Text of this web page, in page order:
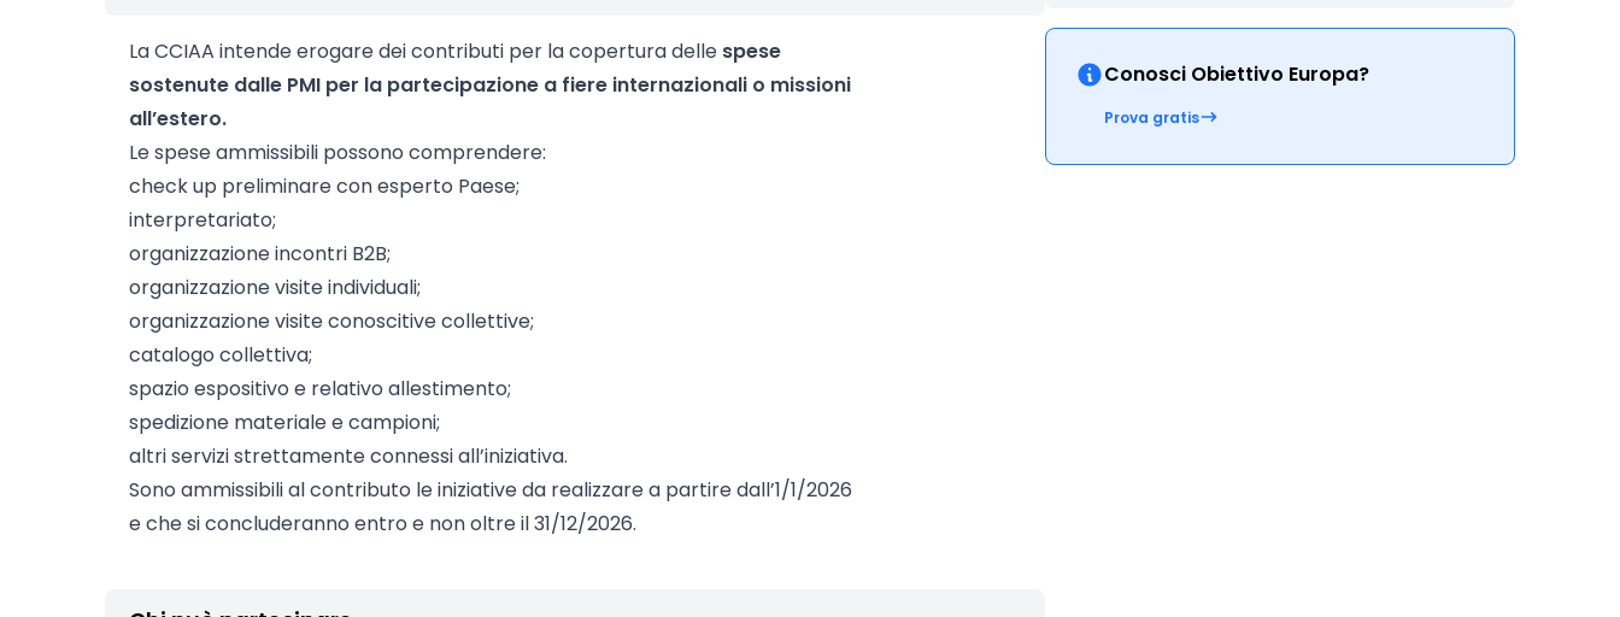
La CCIAA intende erogare dei contributi per la copertura delle spese
sostenute dalle PMI per la partecipazione a fiere internazionali o missioni
all’estero.
Le spese ammissibili possono comprendere:
check up preliminare con esperto Paese;
interpretariato;
organizzazione incontri B2B;
organizzazione visite individuali;
organizzazione visite conoscitive collettive;
catalogo collettiva;
spazio espositivo e relativo allestimento;
spedizione materiale e campioni;
altri servizi strettamente connessi all’iniziativa.
Sono ammissibili al contributo le iniziative da realizzare a partire dall’1/1/2026
e che si concluderanno entro e non oltre il 31/12/2026.
Conosci Obiettivo Europa?
Prova gratis